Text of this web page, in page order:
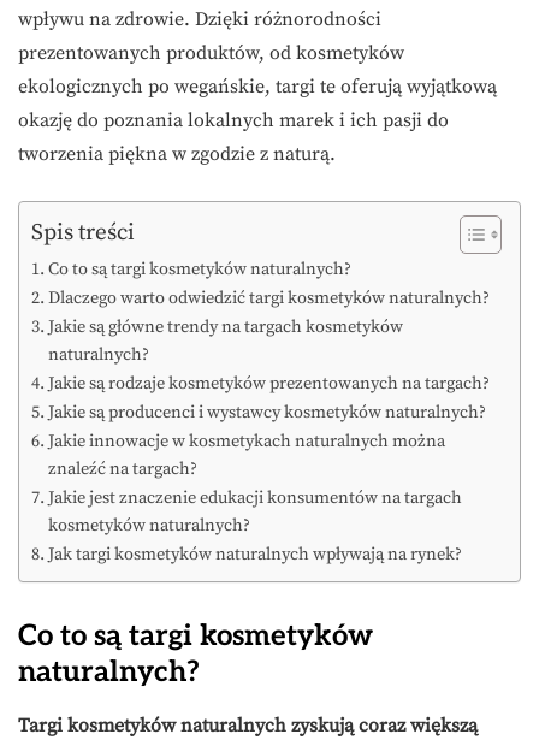
wpływu na zdrowie. Dzięki różnorodności
prezentowanych produktów, od kosmetyków
ekologicznych po wegańskie, targi te oferują wyjątkową
okazję do poznania lokalnych marek i ich pasji do
tworzenia piękna w zgodzie z naturą.
Spis treści
Co to są targi kosmetyków naturalnych?
Dlaczego warto odwiedzić targi kosmetyków naturalnych?
Jakie są główne trendy na targach kosmetyków
naturalnych?
Jakie są rodzaje kosmetyków prezentowanych na targach?
Jakie są producenci i wystawcy kosmetyków naturalnych?
Jakie innowacje w kosmetykach naturalnych można
znaleźć na targach?
Jakie jest znaczenie edukacji konsumentów na targach
kosmetyków naturalnych?
Jak targi kosmetyków naturalnych wpływają na rynek?
Co to są targi kosmetyków
naturalnych?
Targi kosmetyków naturalnych zyskują coraz większą